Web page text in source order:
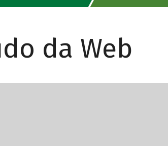
da Web
com